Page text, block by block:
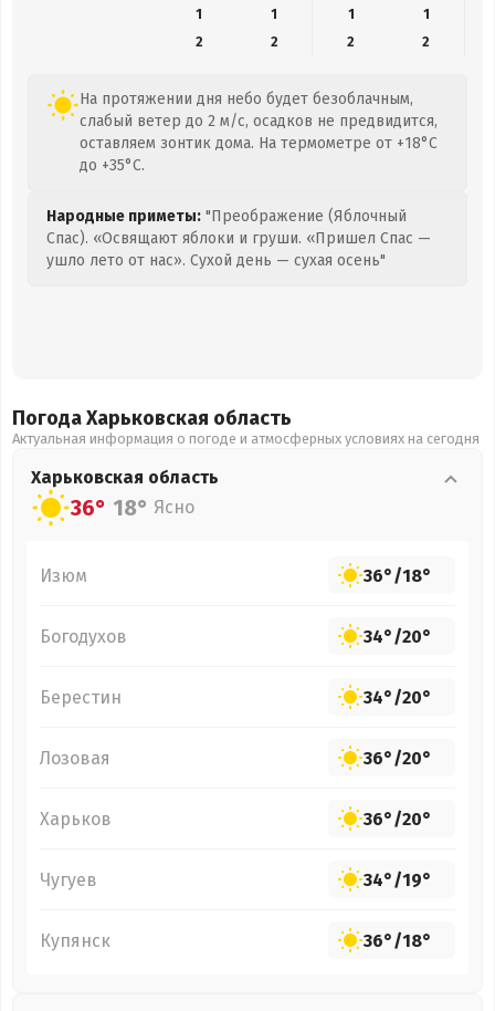
1
1 1
1
2
2 2 2
На протяжении дня небо будет безоблачным,
слабый ветер до 2 м/с, осадков не предвидится,
оставляем зонтик дома. На термометре от +18°C
до +35°C.
Народные приметы: "Преображение (Яблочный
Спас). «Освящают яблоки и груши. «Пришел Спас —
ушло лето от нас». Сухой день — сухая осень"
Погода Харьковская область
Актуальная информация о погоде и атмосферных условиях на сегодня
Харьковская область
36° 18° Ясно
Изюм 36°/18°
Богодухов 34°/20°
Берестин 34°/20°
Лозовая 36°/20°
Харьков 36°/20°
Чугуев 34°/19°
Купянск 36°/18°